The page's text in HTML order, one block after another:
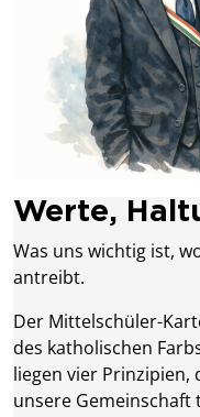
Werte,
Was uns wichtig ist,
antreibt.
Der Mittelschüler-
des katholischen
liegen vier
unsere Gemeinschaft